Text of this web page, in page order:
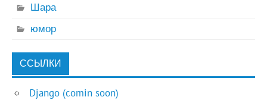
Шара
юмор
ССЫЛКИ
Django (comin soon)